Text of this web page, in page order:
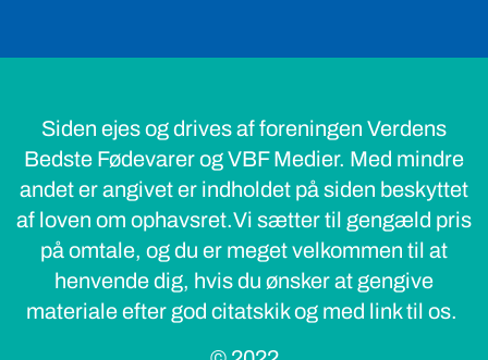
Bedste Fødevarer og VBF Medier. Med mindre
andet er angivet er indholdet på siden beskyttet
af loven om ophavsret.Vi sætter til gengæld pris
på omtale, og du er meget velkommen til at
henvende dig, hvis du ønsker at gengive
materiale efter god citatskik og med link til os.
© 2022